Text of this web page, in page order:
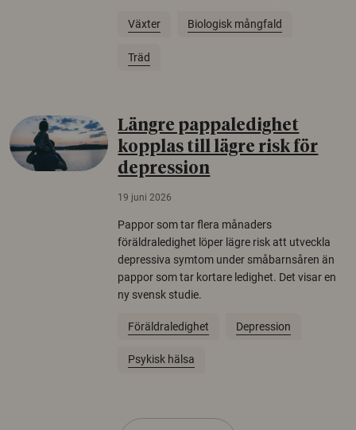
Växter Biologisk mångfald
Träd
Längre pappaledighet
kopplas till lägre risk för
depression
19 juni 2026
Pappor som tar flera månaders
föräldraledighet löper lägre risk att utveckla
depressiva symtom under småbarnsåren än
pappor som tar kortare ledighet. Det visar en
ny svensk studie.
Föräldraledighet Depression
Psykisk hälsa